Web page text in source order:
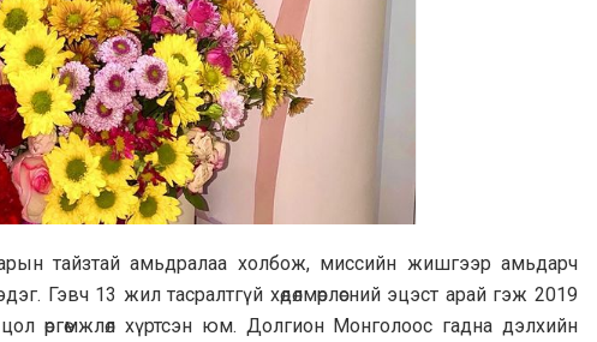
тайзтай амьдралаа холбож, миссийн жишгээр амьдарч
Гэвч 13 жил тасралтгүй хөдөлмөрлөсний эцэст арай гэж 2019
өргөмжлөл хүртсэн юм. Долгион Монголоос гадна дэлхийн